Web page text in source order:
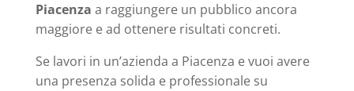
Piacenza a raggiungere un pubblico ancora
maggiore e ad ottenere risultati concreti.
Se lavori in un’azienda a Piacenza e vuoi avere
una presenza solida e professionale su